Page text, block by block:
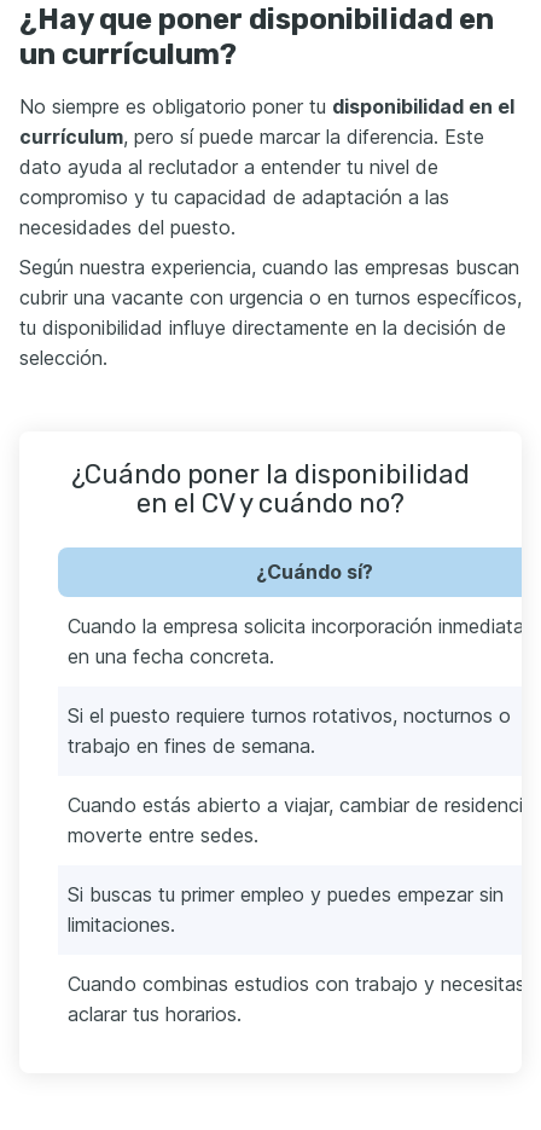
¿Hay que poner disponibilidad en
un currículum?
No siempre es obligatorio poner tu disponibilidad en el
currículum, pero sí puede marcar la diferencia. Este
dato ayuda al reclutador a entender tu nivel de
compromiso y tu capacidad de adaptación a las
necesidades del puesto.
Según nuestra experiencia, cuando las empresas buscan
cubrir una vacante con urgencia o en turnos específicos,
tu disponibilidad influye directamente en la decisión de
selección.
¿Cuándo poner la disponibilidad
en el CV y cuándo no?
¿Cuándo sí?
Cuando la empresa solicita incorporación inmediata o
en una fecha concreta.
Si el puesto requiere turnos rotativos, nocturnos o
trabajo en fines de semana.
Cuando estás abierto a viajar, cambiar de residencia
moverte entre sedes.
Si buscas tu primer empleo y puedes empezar sin
limitaciones.
Cuando combinas estudios con trabajo y necesitas
aclarar tus horarios.